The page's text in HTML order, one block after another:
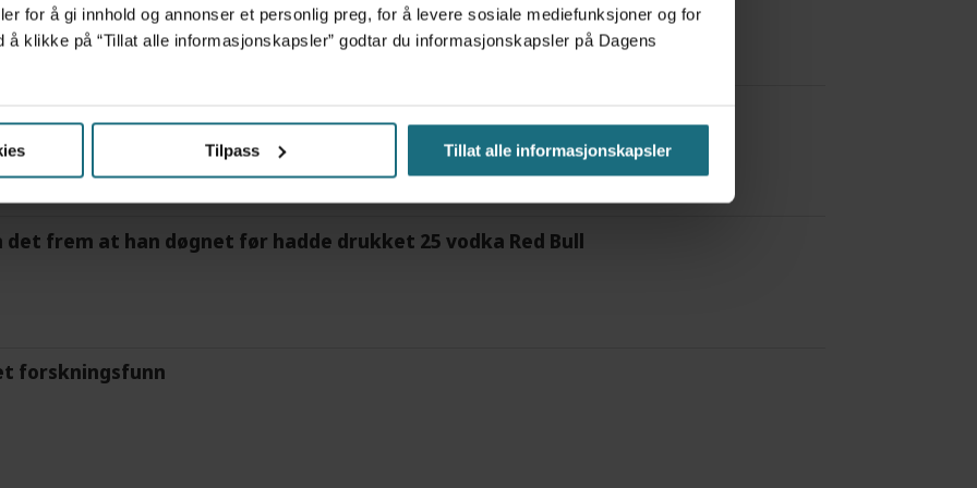
for å gi innhold og annonser et personlig preg, for å levere sosiale mediefunksjoner og for
å klikke på “Tillat alle informasjonskapsler” godtar du informasjonskapsler på Dagens
Tilpass Tillat alle informasjonskapsler
det frem at han døgnet før hadde drukket 25 vodka Red Bull
forskningsfunn